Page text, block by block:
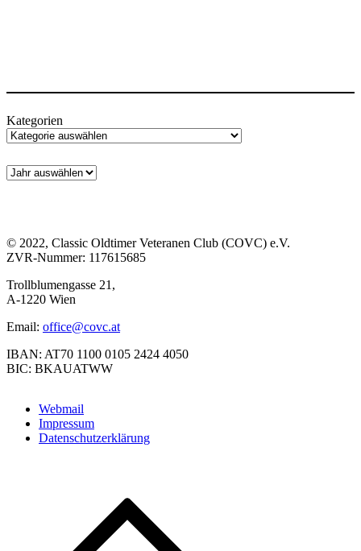
Kategorien
© 2022, Classic Oldtimer Veteranen Club (COVC) e.V.
ZVR-Nummer: 117615685
Trollblumengasse 21,
A-1220 Wien
Email: office@covc.at
IBAN: AT70 1100 0105 2424 4050
BIC: BKAUATWW
Webmail
Impressum
Datenschutzerklärung